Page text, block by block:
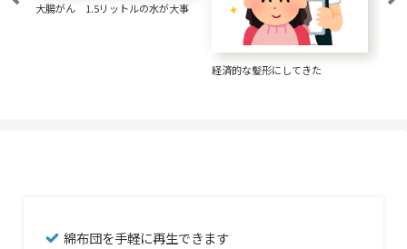
大腸がん 1.5リットルの水が大事
経済的な髪形にしてきた
綿布団を手軽に再生できます